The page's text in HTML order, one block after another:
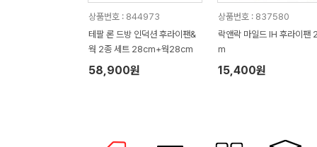
상품번호 : 844973
테팔 론 드방 인덕션 후라이팬&
웍 2종 세트 28cm+웍28cm
58,900원
상품번호 : 837580
락앤락 마일드 IH 후라이팬
m
15,400원